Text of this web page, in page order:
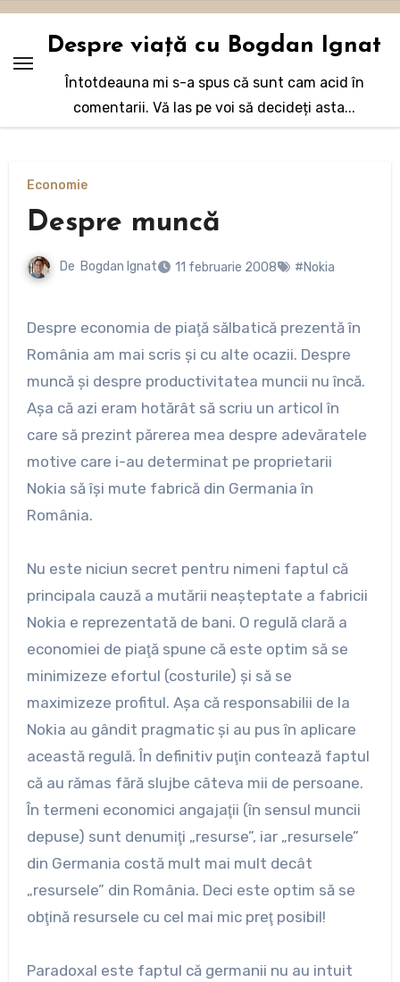
Sari
conținut
Despre viață cu Bogdan Ignat
Întotdeauna mi s-a spus că sunt cam acid în
comentarii. Vă las pe voi să decideți asta...
Economie
Despre muncă
De Bogdan Ignat 11 februarie 2008 #Nokia
Despre economia de piaţă sălbatică prezentă în
România am mai scris şi cu alte ocazii. Despre
muncă şi despre productivitatea muncii nu încă.
Aşa că azi eram hotărât să scriu un articol în
care să prezint părerea mea despre adevăratele
motive care i-au determinat pe proprietarii
Nokia să îşi mute fabrică din Germania în
România.
Nu este niciun secret pentru nimeni faptul că
principala cauză a mutării neaşteptate a fabricii
Nokia e reprezentată de bani. O regulă clară a
economiei de piaţă spune că este optim să se
minimizeze efortul (costurile) şi să se
maximizeze profitul. Aşa că responsabilii de la
Nokia au gândit pragmatic şi au pus în aplicare
această regulă. În definitiv puţin contează faptul
că au rămas fără slujbe câteva mii de persoane.
În termeni economici angajaţii (în sensul muncii
depuse) sunt denumiţi „resurse”, iar „resursele”
din Germania costă mult mai mult decât
„resursele” din România. Deci este optim să se
obţină resursele cu cel mai mic preţ posibil!
Paradoxal este faptul că germanii nu au intuit